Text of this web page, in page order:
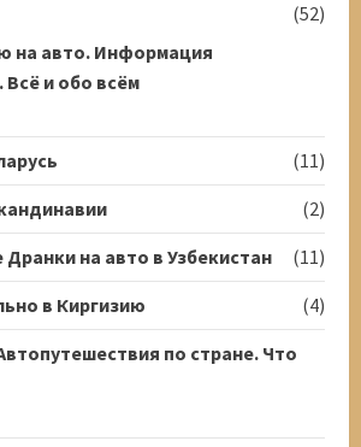
(52)
на авто. Информация
Всё и обо всём
(11)
(2)
на авто в Узбекистан
(11)
в Киргизию
(4)
по стране. Что